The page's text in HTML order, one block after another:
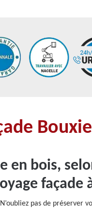
en bois,
façade
pas de préserver